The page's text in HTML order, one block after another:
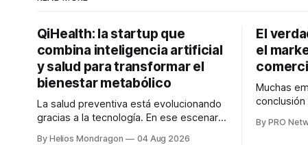
QiHealth: la startup que
combina inteligencia artificial
y salud para transformar el
bienestar metabólico
La salud preventiva está evolucionando
gracias a la tecnología. En ese escenario
By Helios Mondragon 04 Aug 2026
El
el
Muchas
marketing
By PRO